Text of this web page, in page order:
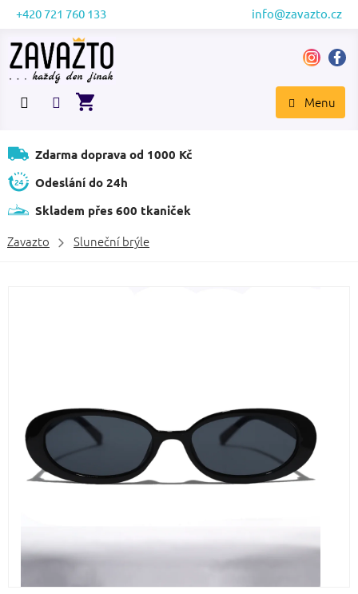
Přejít
obsah
+420 721 760 133 info@zavazto.cz
NÁKUPNÍ
Zdarma doprava od 1000 Kč
Odeslání do 24h
Skladem přes 600 tkaniček
Zavazto Sluneční brýle